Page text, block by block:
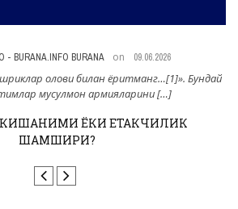
- BURANA.INFO BURANA on 09.06.2026
олови билан ёритманг…[1]». Бундай
мусулмон армияларини […]
ЁКИ ЕТАКЧИЛИК
ШАМШИРИ?